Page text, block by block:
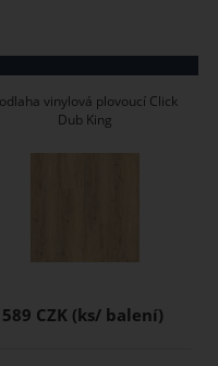
vinylová plovoucí Click
Dub King
CZK